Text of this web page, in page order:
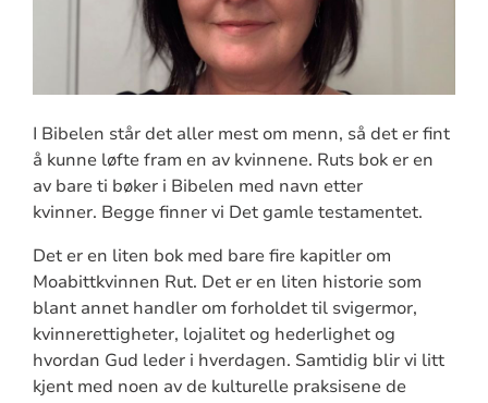
I Bibelen står det aller mest om menn, så det er fint
å kunne løfte fram en av kvinnene. Ruts bok er en
av bare ti bøker i Bibelen med navn etter
kvinner. Begge finner vi Det gamle testamentet.
Det er en liten bok med bare fire kapitler om
Moabittkvinnen Rut. Det er en liten historie som
blant annet handler om forholdet til svigermor,
kvinnerettigheter, lojalitet og hederlighet og
hvordan Gud leder i hverdagen. Samtidig blir vi litt
kjent med noen av de kulturelle praksisene de